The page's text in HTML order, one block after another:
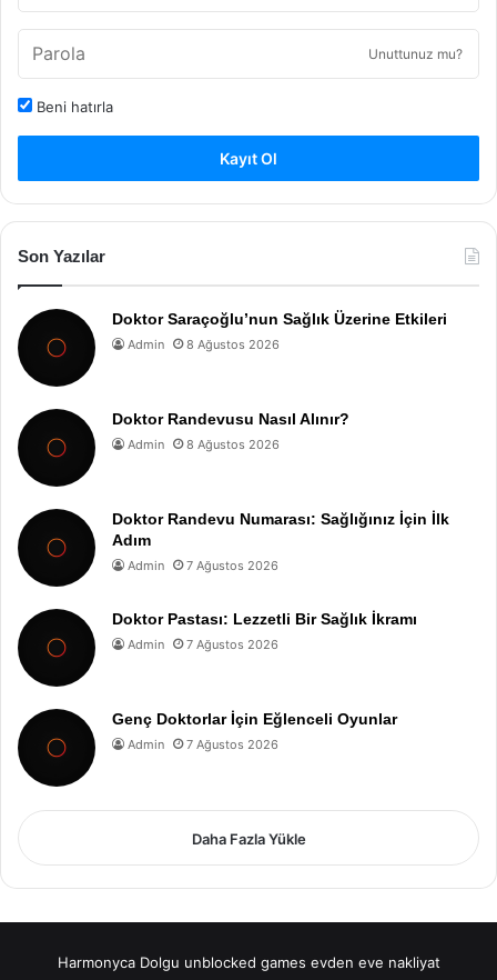
Unuttunuz mu?
Beni hatırla
Kayıt Ol
Son Yazılar
Doktor Saraçoğlu’nun Sağlık Üzerine Etkileri
Admin 8 Ağustos 2026
Doktor Randevusu Nasıl Alınır?
Admin 8 Ağustos 2026
Doktor Randevu Numarası: Sağlığınız İçin İlk
Adım
Admin 7 Ağustos 2026
Doktor Pastası: Lezzetli Bir Sağlık İkramı
Admin 7 Ağustos 2026
Genç Doktorlar İçin Eğlenceli Oyunlar
Admin 7 Ağustos 2026
Daha Fazla Yükle
Harmonyca Dolgu unblocked games evden eve nakliyat